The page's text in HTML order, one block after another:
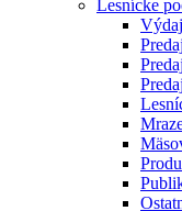
Lesnícke